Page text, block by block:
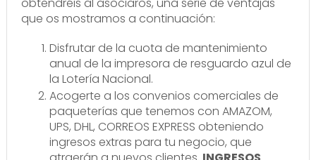
que os mostramos a continuación:
Disfrutar de la cuota de mantenimiento
anual de la impresora de resguardo azul de
la Lotería Nacional.
Acogerte a los convenios comerciales de
paqueterías que tenemos con AMAZOM,
UPS, DHL, CORREOS EXPRESS obteniendo
ingresos extras para tu negocio, que